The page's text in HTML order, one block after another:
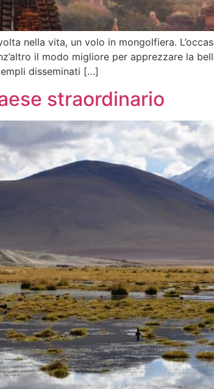
nella vita, un volo in mongolfiera.
il modo migliore per apprezzare la
disseminati […]
straordinario